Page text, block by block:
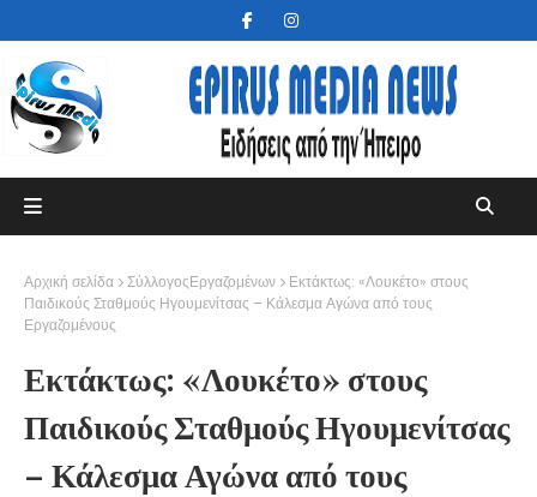
Αρχική σελίδα ΣύλλογοςΕργαζομένων
Εκτάκτως: «Λουκέτο» στους
Παιδικούς Σταθμούς Ηγουμενίτσας – Κάλεσμα Αγώνα από τους
Εργαζομένους
Εκτάκτως: «Λουκέτο» στους
Παιδικούς Σταθμούς Ηγουμενίτσας
– Κάλεσμα Αγώνα από τους